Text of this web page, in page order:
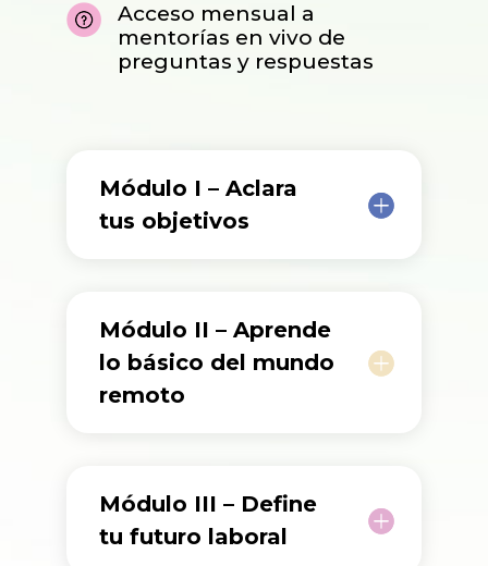
Acceso mensual a
mentorías en vivo de
preguntas y respuestas
Módulo I – Aclara
tus objetivos
Módulo II – Aprende
lo básico del mundo
remoto
Módulo III – Define
tu futuro laboral